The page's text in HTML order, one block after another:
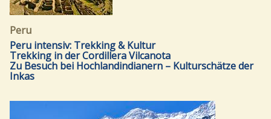
Peru
Peru intensiv: Trekking & Kultur
Trekking in der Cordillera Vilcanota
Zu Besuch bei Hochlandindianern – Kulturschätze der
Inkas